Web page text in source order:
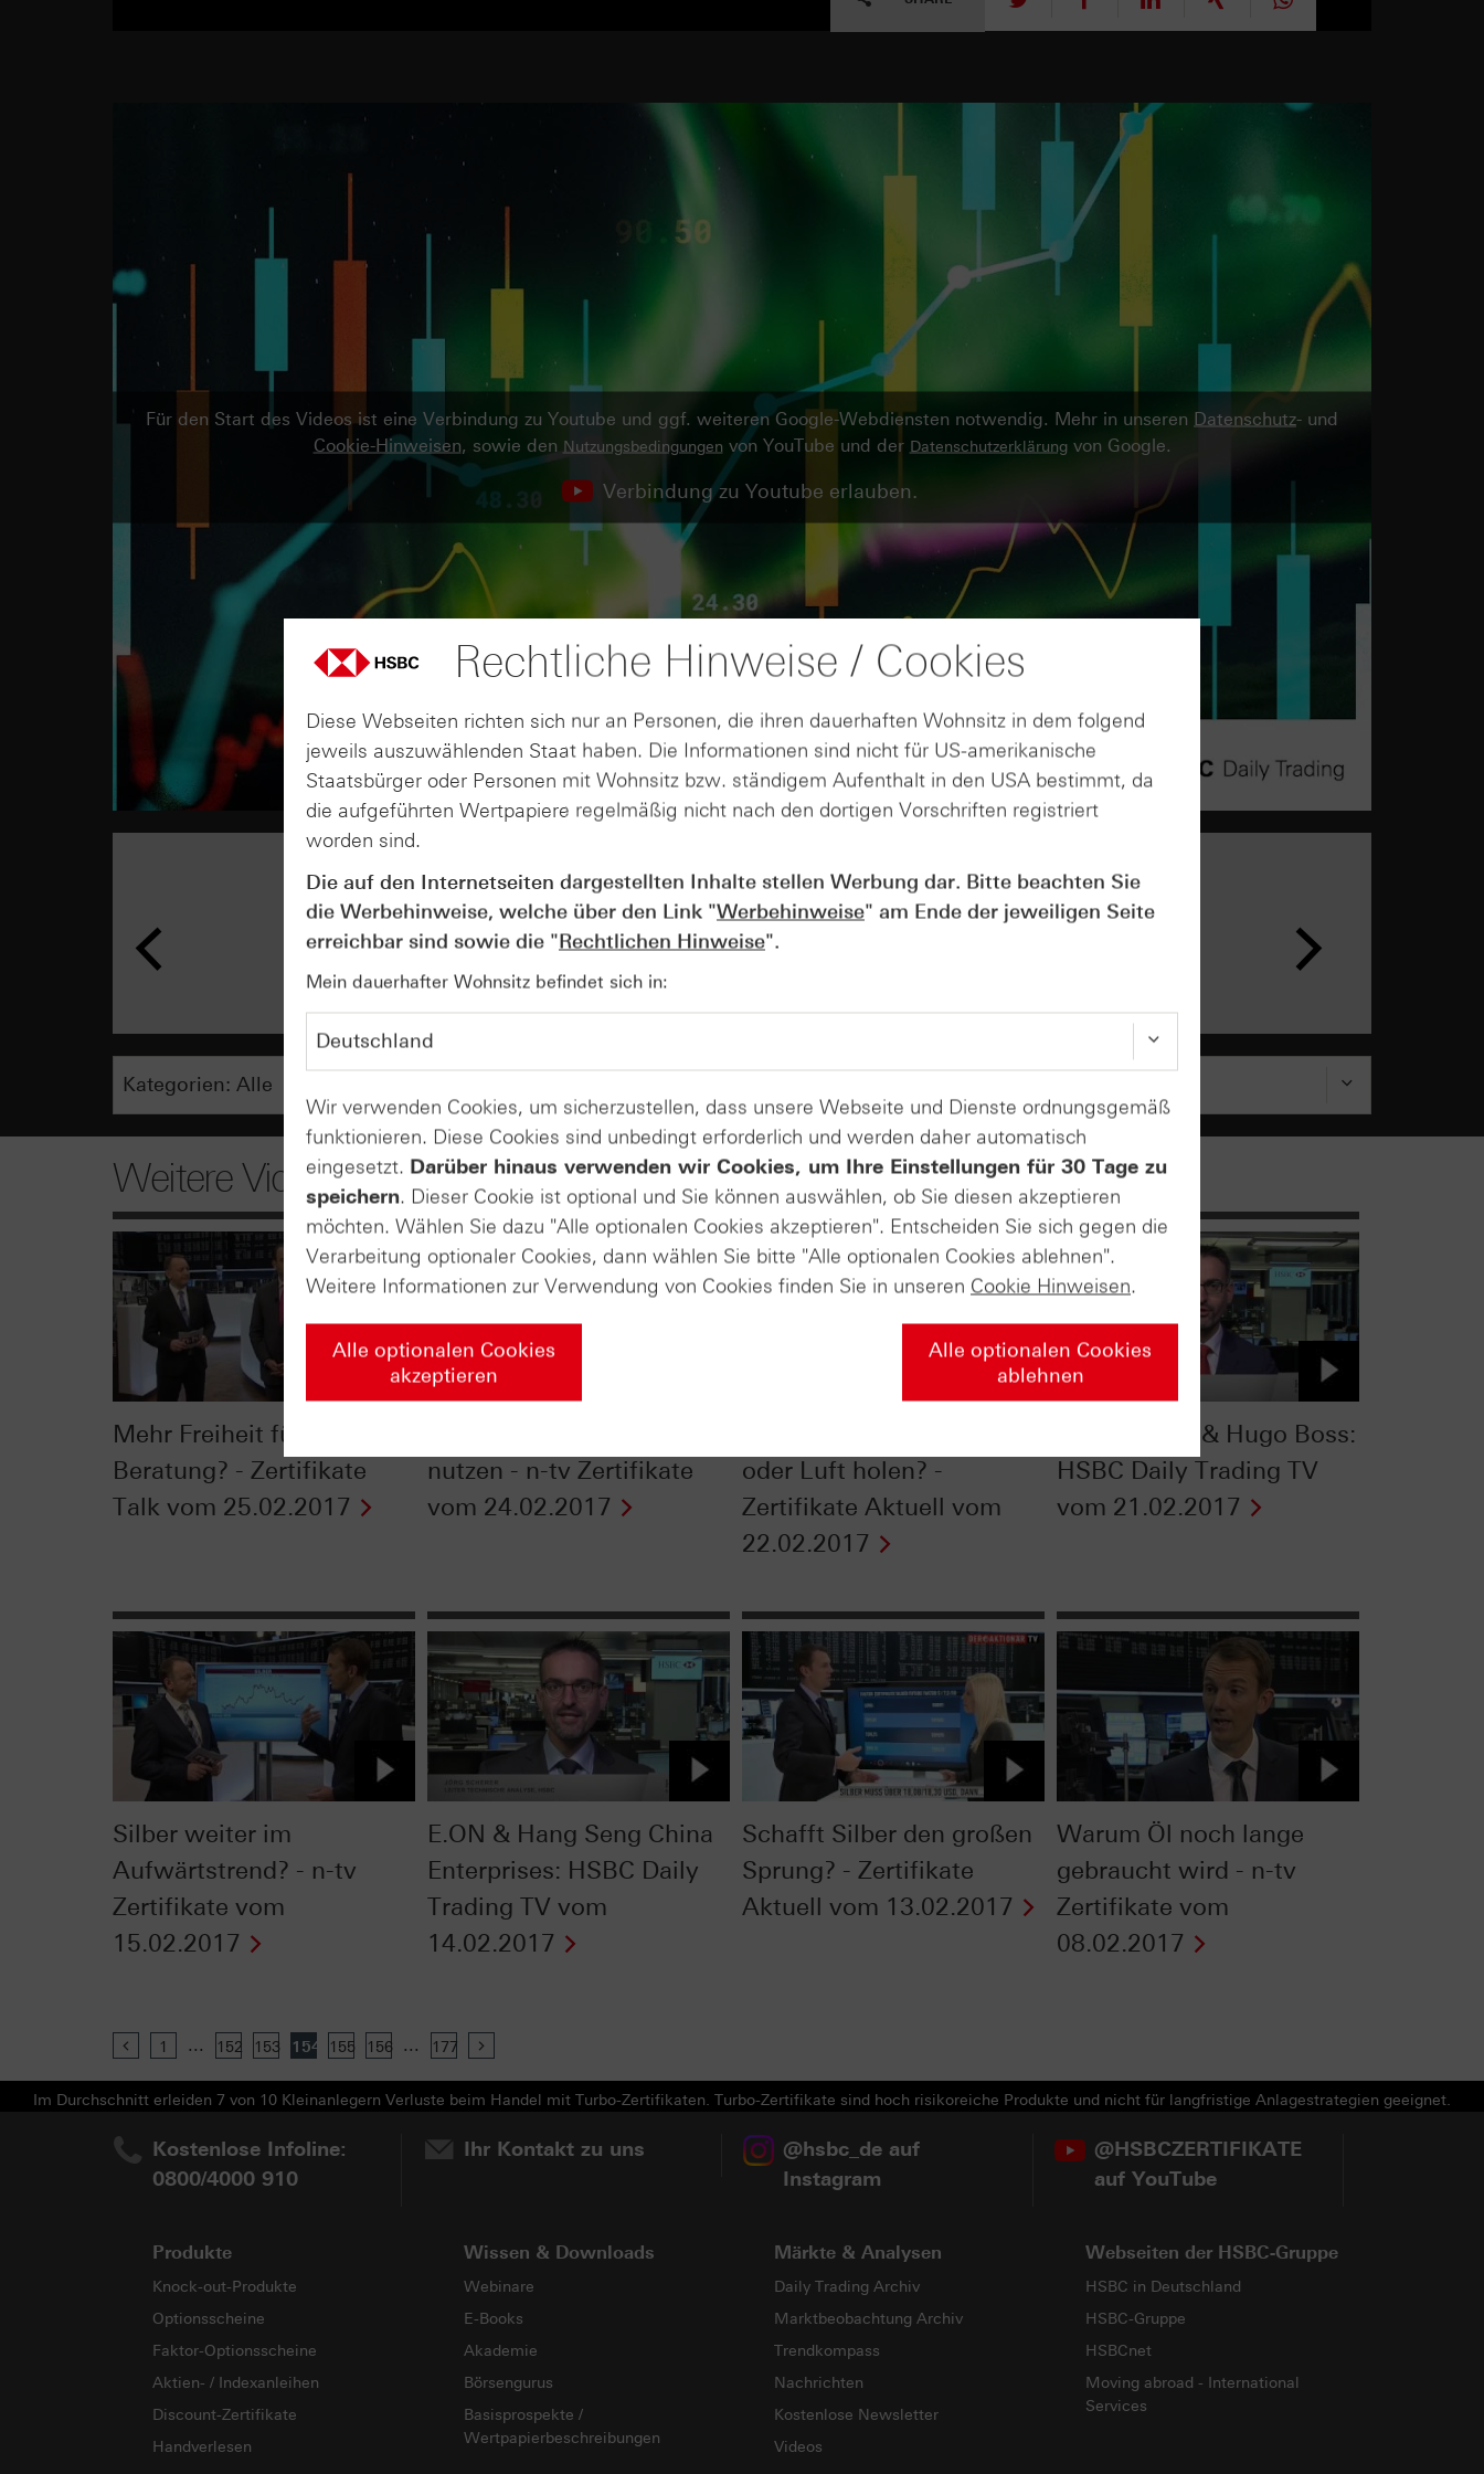
Für den Start des Videos ist eine Verbindung zu Youtube und ggf. weiteren Google-Webdiensten notwendig. Mehr in unseren Datenschutz- und
Cookie-Hinweisen, sowie den Nutzungsbedingungen von YouTube und der Datenschutzerklärungvon Google.
Verbindung zu Youtube erlauben.
AUGUST
04
Der Blick ins Kleingedruckte: Kosten &
Kündigungen bei Derivaten - Webinar
Weitere Videos
Mehr Freiheit für die
Beratung? - Zertifikate
Talk vom 25.02.2017
nutzen - n-tv Zertifikate
vom 24.02.2017
oder Luft holen? -
Zertifikate Aktuell vom
22.02.2017
MSCI World & Hugo Boss:
HSBC Daily Trading TV
vom 21.02.2017
Silber weiter im
Aufwärtstrend? - n-tv
Zertifikate vom
15.02.2017
E.ON & Hang Seng China
Enterprises: HSBC Daily
Trading TV vom
14.02.2017
Schafft Silber den großen
Sprung? - Zertifikate
Aktuell vom 13.02.2017
Warum Öl noch lange
gebraucht wird - n-tv
Zertifikate vom
08.02.2017
Previous
1 ... 152 153 154 155 156 ... 177
Im Durchschnitt erleiden 7 von 10 Kleinanlegern Verluste beim Handel mit Turbo-Zertifikaten. Turbo-Zertifikate sind hoch risikoreiche Produkte und nicht für langfristige Anlagestrategien geeignet.
Kostenlose Infoline:
0800/4000 910
Ihr Kontakt zu uns
@hsbc_de auf
Instagram
@HSBCZERTIFIKATE
auf YouTube
Produkte
Knock-out-Produkte
Optionsscheine
Faktor-Optionsscheine
Aktien- / Indexanleihen
Discount-Zertifikate
Handverlesen
Wissen & Downloads
Webinare
E-Books
Akademie
Börsengurus
Basisprospekte /
Wertpapierbeschreibungen
Märkte & Analysen
Daily Trading Archiv
Marktbeobachtung Archiv
Trendkompass
Nachrichten
Kostenlose Newsletter
Videos
Webseiten der HSBC-Gruppe
HSBC in Deutschland
HSBC-Gruppe
HSBCnet
Moving abroad - International
Services
Rechtliche Hinweise / Cookies
Diese Webseiten richten sich nur an Personen, die ihren dauerhaften Wohnsitz in dem folgend
jeweils auszuwählenden Staat haben. Die Informationen sind nicht für US-amerikanische
Staatsbürger oder Personen mit Wohnsitz bzw. ständigem Aufenthalt in den USA bestimmt, da
die aufgeführten Wertpapiere regelmäßig nicht nach den dortigen Vorschriften registriert
worden sind.
Die auf den Internetseiten dargestellten Inhalte stellen Werbung dar. Bitte beachten Sie
die Werbehinweise, welche über den Link "Werbehinweise" am Ende der jeweiligen Seite
erreichbar sind sowie die "Rechtlichen Hinweise".
Mein dauerhafter Wohnsitz befindet sich in:
Wir verwenden Cookies, um sicherzustellen, dass unsere Webseite und Dienste ordnungsgemäß
funktionieren. Diese Cookies sind unbedingt erforderlich und werden daher automatisch
eingesetzt. Darüber hinaus verwenden wir Cookies, um Ihre Einstellungen für 30 Tage zu
speichern. Dieser Cookie ist optional und Sie können auswählen, ob Sie diesen akzeptieren
möchten. Wählen Sie dazu "Alle optionalen Cookies akzeptieren". Entscheiden Sie sich gegen die
Verarbeitung optionaler Cookies, dann wählen Sie bitte "Alle optionalen Cookies ablehnen".
Weitere Informationen zur Verwendung von Cookies finden Sie in unseren Cookie Hinweisen.
Alle optionalen Cookies
akzeptieren
Alle optionalen Cookies
ablehnen